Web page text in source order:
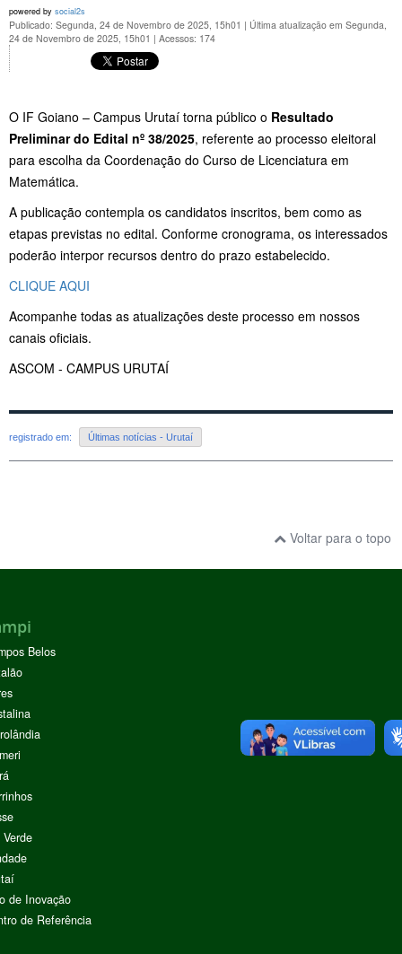
powered by social2s
Publicado: Segunda, 24 de Novembro de 2025, 15h01 | Última atualização em Segunda,
24 de Novembro de 2025, 15h01 | Acessos: 174
O IF Goiano – Campus Urutaí torna público o Resultado
Preliminar do Edital nº 38/2025, referente ao processo eleitoral
para escolha da Coordenação do Curso de Licenciatura em
Matemática.
A publicação contempla os candidatos inscritos, bem como as
etapas previstas no edital. Conforme cronograma, os interessados
poderão interpor recursos dentro do prazo estabelecido.
CLIQUE AQUI
Acompanhe todas as atualizações deste processo em nossos
canais oficiais.
ASCOM - CAMPUS URUTAÍ
registrado em: Últimas notícias - Urutaí
Voltar para o topo
Belos
de Inovação
de Referência